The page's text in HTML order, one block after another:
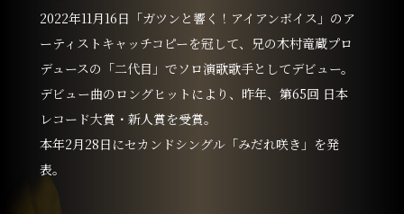
2022年11月16日「ガツンと響く！アイアンボイス」のア
ーティストキャッチコピーを冠して、兄の木村竜蔵プロ
デュースの「二代目」でソロ演歌歌手としてデビュー。
デビュー曲のロングヒットにより、昨年、第65回 日本
レコード大賞・新人賞を受賞。
本年2月28日にセカンドシングル「みだれ咲き」を発
表。